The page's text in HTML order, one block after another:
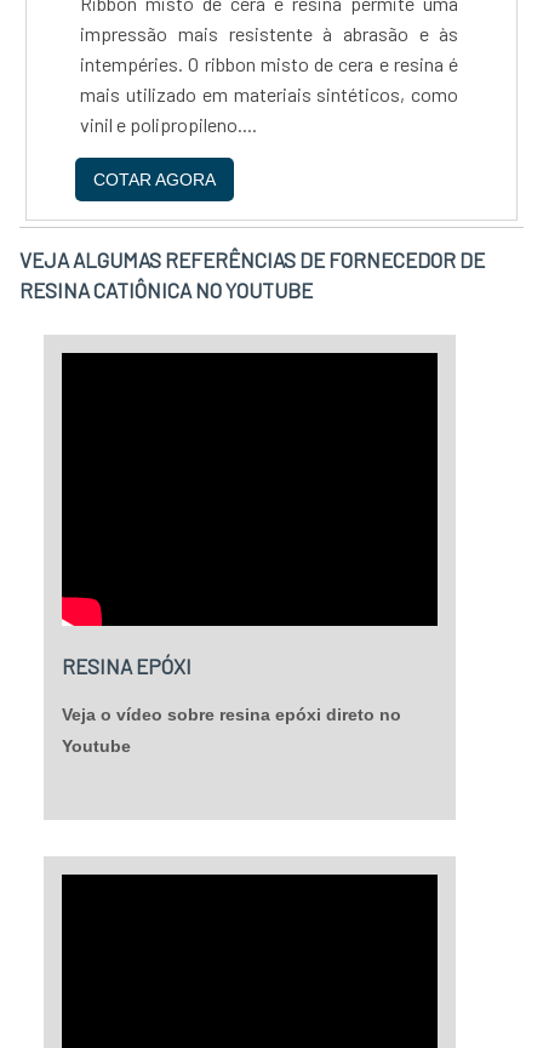
quantidades. Não perca a oportunidade de
experimentar a diferença que nossa alumina
calcinada pode fazer em seus produtos e
processos. Entre em contato conosco hoje
mesmo para saber mais e fazer seu pedido!
CARACTERÍSTICAS - Produto inorgânico de
origem sintética, com elevada pureza e grande
consistência físico- química. - Fórmula
química Al2O3. - Pureza: 99% - Granulometria:
malhas 325, 500. 800, 1000, 1200, 1500 e 3000.
impressão mais resistente à abrasão e às
intempéries. O ribbon misto de cera e resina é
mais utilizado em materiais sintéticos, como
vinil e polipropileno....
COTAR AGORA
VEJA ALGUMAS REFERÊNCIAS DE FORNECEDOR DE
RESINA CATIÔNICA NO YOUTUBE
RESINA EPÓXI
Veja o vídeo sobre resina epóxi direto no
Youtube